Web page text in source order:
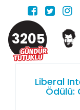
3205
Liberal
Ödülü: